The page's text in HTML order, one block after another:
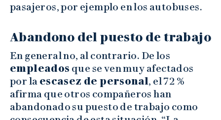
pasajeros, por ejemplo en los autobuses.
Abandono del puesto de trabajo
En general no, al contrario. De los
empleados que se ven muy afectados
por la escasez de personal, el 72 %
afirma que otros compañeros han
abandonado su puesto de trabajo como